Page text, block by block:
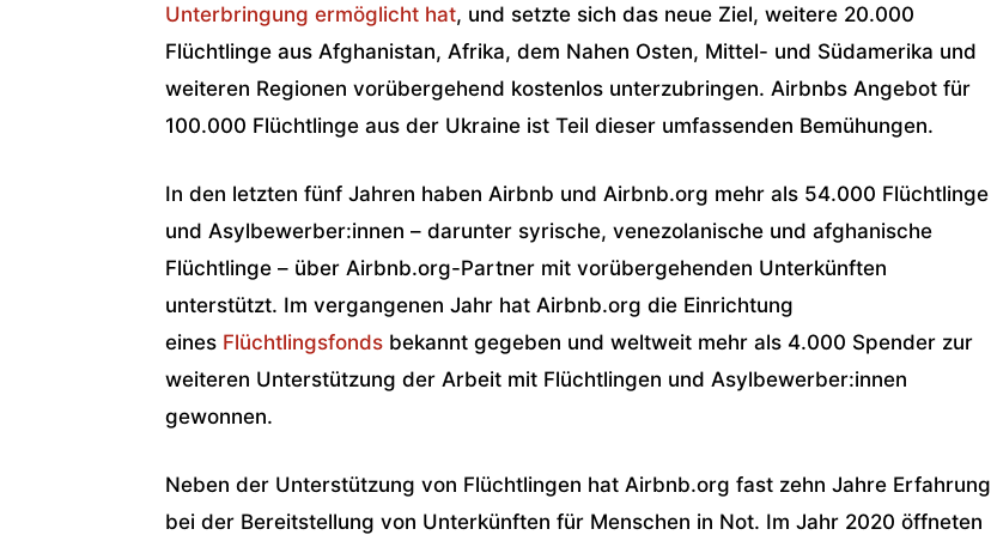
Unterbringung ermöglicht hat, und setzte sich das neue Ziel, weitere 20.000
Flüchtlinge aus Afghanistan, Afrika, dem Nahen Osten, Mittel- und Südamerika und
weiteren Regionen vorübergehend kostenlos unterzubringen. Airbnbs Angebot für
100.000 Flüchtlinge aus der Ukraine ist Teil dieser umfassenden Bemühungen.
In den letzten fünf Jahren haben Airbnb und Airbnb.org mehr als 54.000 Flüchtlinge
und Asylbewerber:innen – darunter syrische, venezolanische und afghanische
Flüchtlinge – über Airbnb.org-Partner mit vorübergehenden Unterkünften
unterstützt. Im vergangenen Jahr hat Airbnb.org die Einrichtung
eines Flüchtlingsfonds bekannt gegeben und weltweit mehr als 4.000 Spender zur
weiteren Unterstützung der Arbeit mit Flüchtlingen und Asylbewerber:innen
gewonnen.
Neben der Unterstützung von Flüchtlingen hat Airbnb.org fast zehn Jahre Erfahrung
bei der Bereitstellung von Unterkünften für Menschen in Not. Im Jahr 2020 öffneten